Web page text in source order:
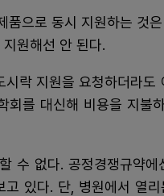
으로 동시 지원하는 것
원해선 안 된다.
락 지원을 요청하더라
를 대신해 비용을 지불
수 없다. 공정경쟁규약
있다. 단, 병원에서 열리